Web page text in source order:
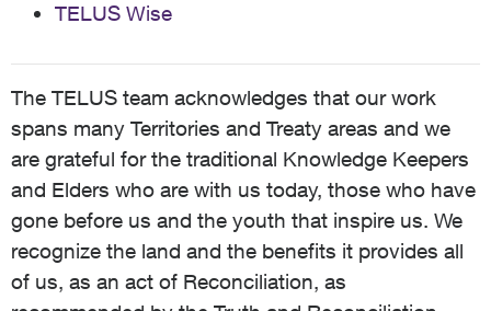
TELUS Wise
The TELUS team acknowledges that our work
spans many Territories and Treaty areas and we
are grateful for the traditional Knowledge Keepers
and Elders who are with us today, those who have
gone before us and the youth that inspire us. We
recognize the land and the benefits it provides all
of us, as an act of Reconciliation, as